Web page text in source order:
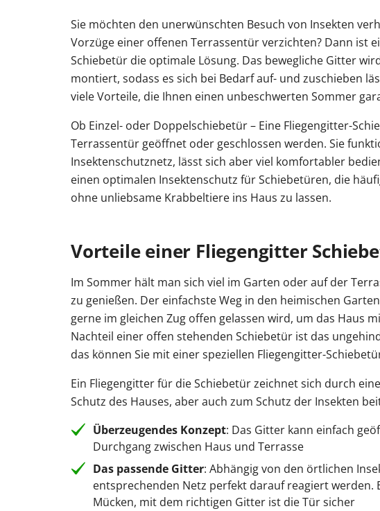
Sie möchten den unerwünschten Besuch von Insekten
Vorzüge einer offenen Terrassentür verzichten? Dann ist
Schiebetür die optimale Lösung. Das bewegliche Gitter
montiert, sodass es sich bei Bedarf auf- und zuschieben
viele Vorteile, die Ihnen einen unbeschwerten Sommer
Ob Einzel- oder Doppelschiebetür – Eine Fliegengitter-
Terrassentür geöffnet oder geschlossen werden. Sie
Insektenschutznetz, lässt sich aber viel komfortabler
einen optimalen Insektenschutz für Schiebetüren, die
ohne unliebsame Krabbeltiere ins Haus zu lassen.
Vorteile einer Fliegengitter
Im Sommer hält man sich viel im Garten oder auf der
zu genießen. Der einfachste Weg in den heimischen
gerne im gleichen Zug offen gelassen wird, um das Haus
Nachteil einer offen stehenden Schiebetür ist das
das können Sie mit einer speziellen Fliegengitter-
Ein Fliegengitter für die Schiebetür zeichnet sich durch
Schutz des Hauses, aber auch zum Schutz der Insekten
Überzeugendes Konzept: Das Gitter kann einfach
Durchgang zwischen Haus und Terrasse
Das passende Gitter: Abhängig von den örtlichen
entsprechenden Netz perfekt darauf reagiert werden.
Mücken, mit dem richtigen Gitter ist die Tür sicher